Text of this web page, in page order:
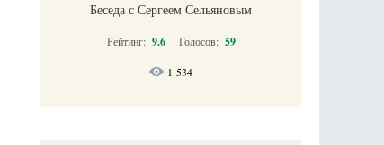
Беседа с Сергеем Сельяновым
Рейтинг: 9.6 Голосов: 59
1 534